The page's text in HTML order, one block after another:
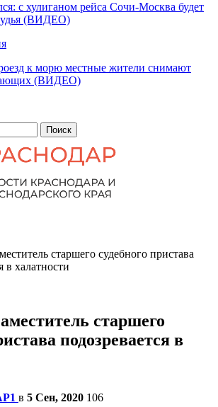
с хулиганом рейса Сочи-Москва будет
(ВИДЕО)
к морю местные жители снимают
(ВИДЕО)
старшего судебного пристава
в халатности
старшего
подозревается в
в 5 Сен, 2020 106